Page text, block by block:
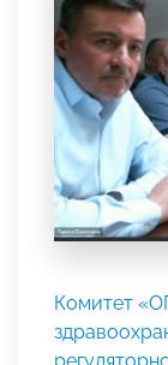
Комитет